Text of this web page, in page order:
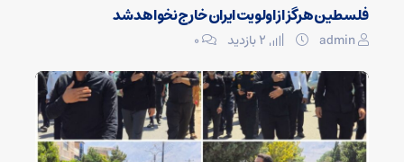
فلسطین هرگز از اولویت ایران خارج نخواهد شد
admin ۰